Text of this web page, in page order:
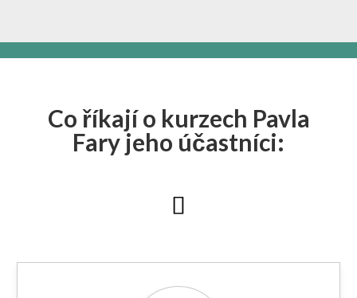
Co říkají o kurzech Pavla
Fary jeho účastníci: